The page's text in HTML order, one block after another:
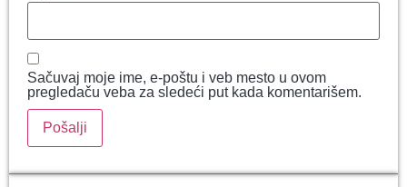
Sačuvaj moje ime, e-poštu i veb mesto u ovom
pregledaču veba za sledeći put kada komentarišem.